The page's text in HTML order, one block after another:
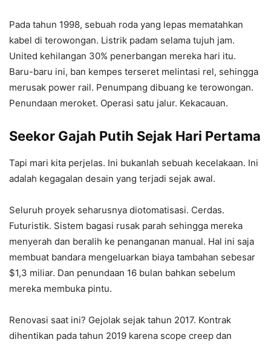
Pada tahun 1998, sebuah roda yang lepas mematahkan
kabel di terowongan. Listrik padam selama tujuh jam.
United kehilangan 30% penerbangan mereka hari itu.
Baru-baru ini, ban kempes terseret melintasi rel, sehingga
merusak power rail. Penumpang dibuang ke terowongan.
Penundaan meroket. Operasi satu jalur. Kekacauan.
Seekor Gajah Putih Sejak Hari Pertama
Tapi mari kita perjelas. Ini bukanlah sebuah kecelakaan. Ini
adalah kegagalan desain yang terjadi sejak awal.
Seluruh proyek seharusnya diotomatisasi. Cerdas.
Futuristik. Sistem bagasi rusak parah sehingga mereka
menyerah dan beralih ke penanganan manual. Hal ini saja
membuat bandara mengeluarkan biaya tambahan sebesar
$1,3 miliar. Dan penundaan 16 bulan bahkan sebelum
mereka membuka pintu.
Renovasi saat ini? Gejolak sejak tahun 2017. Kontrak
dihentikan pada tahun 2019 karena scope creep dan